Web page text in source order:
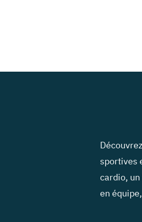
sportives
cardio,
en